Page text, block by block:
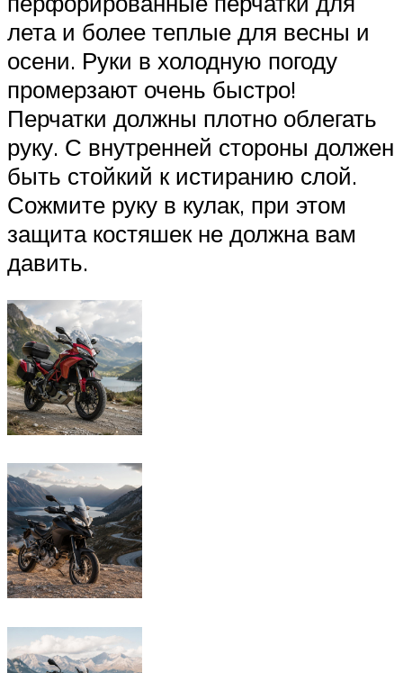
лета и более теплые для весны и
осени. Руки в холодную погоду
промерзают очень быстро!
Перчатки должны плотно облегать
руку. С внутренней стороны должен
быть стойкий к истиранию слой.
Сожмите руку в кулак, при этом
защита костяшек не должна вам
давить.